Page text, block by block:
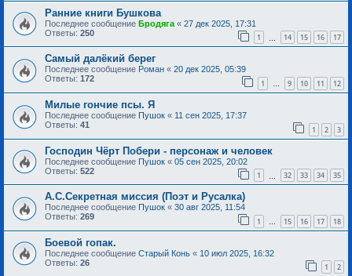
Ранние книги Бушкова
Последнее сообщение Бродяга « 27 дек 2025, 17:31
Ответы: 250 1 14 15 16 17
Самый далёкий берег
Последнее сообщение Роман « 20 дек 2025, 05:39
Ответы: 172 1 … 9 10 11 12
Милые гончие псы. Я
Последнее сообщение Пушок « 11 сен 2025, 17:37
Ответы: 41 1 2 3
Господин Чёрт Побери - персонаж и человек
Последнее сообщение Пушок « 05 сен 2025, 20:02
Ответы: 522 1 32 33 34 35
А.С.Секретная миссия (Поэт и Русалка)
Последнее сообщение Пушок « 30 авг 2025, 11:54
Ответы: 269 1 … 15 16 17 18
Боевой гопак.
Последнее сообщение Старый Конь « 10 июл 2025, 16:32
Ответы: 26 1 2